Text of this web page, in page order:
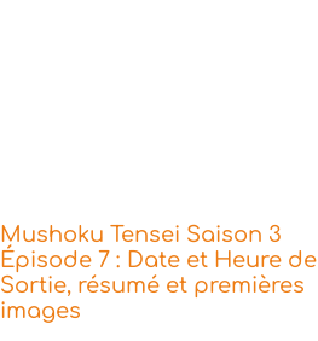
Mushoku Tensei Saison 3
Épisode 7 : Date et Heure de
Sortie, résumé et premières
images